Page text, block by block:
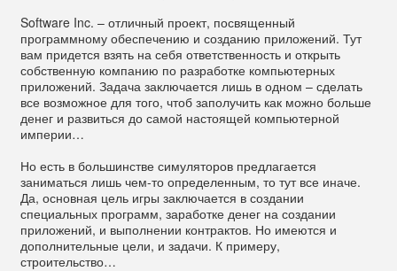
Software Inc. – отличный проект, посвященный
программному обеспечению и созданию приложений. Тут
вам придется взять на себя ответственность и открыть
собственную компанию по разработке компьютерных
приложений. Задача заключается лишь в одном – сделать
все возможное для того, чтоб заполучить как можно больше
денег и развиться до самой настоящей компьютерной
империи…
Но есть в большинстве симуляторов предлагается
заниматься лишь чем-то определенным, то тут все иначе.
Да, основная цель игры заключается в создании
специальных программ, заработке денег на создании
приложений, и выполнении контрактов. Но имеются и
дополнительные цели, и задачи. К примеру,
строительство…